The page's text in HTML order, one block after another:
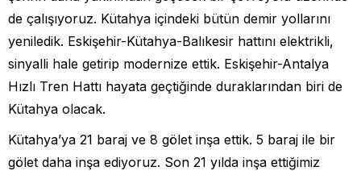
de çalışıyoruz. Kütahya içindeki bütün demir yollarını
yeniledik. Eskişehir-Kütahya-Balıkesir hattını elektrikli,
sinyalli hale getirip modernize ettik. Eskişehir-Antalya
Hızlı Tren Hattı hayata geçtiğinde duraklarından biri de
Kütahya olacak.
Kütahya’ya 21 baraj ve 8 gölet inşa ettik. 5 baraj ile bir
gölet daha inşa ediyoruz. Son 21 yılda inşa ettiğimiz